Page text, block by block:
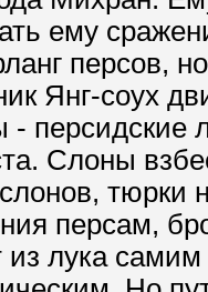
ему
персов,
Янг-соух
персидские
Слоны
тюрки
персам,
из лука